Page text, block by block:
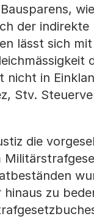
der indirekte
lässt sich
nicht in
Stv.
die
zu